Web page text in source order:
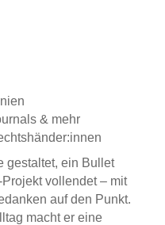
& mehr
gestaltet, ein Bullet
vollendet – mit
auf den Punkt.
macht er eine